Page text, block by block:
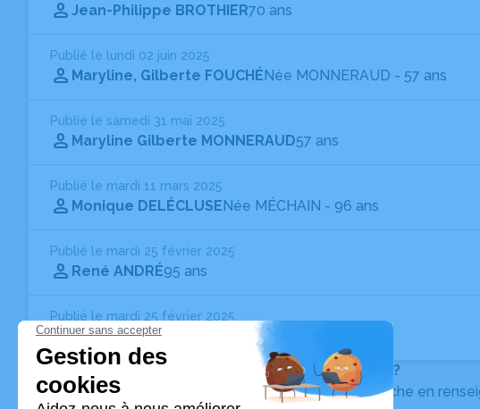
Jean-Philippe BROTHIER70 ans
Publié le lundi 02 juin 2025
Maryline, Gilberte FOUCHÉNée MONNERAUD - 57 ans
Publié le samedi 31 mai 2025
Maryline Gilberte MONNERAUD57 ans
Publié le mardi 11 mars 2025
Monique DELÉCLUSENée MÉCHAIN - 96 ans
Publié le mardi 25 février 2025
René ANDRÉ95 ans
Publié le mardi 25 février 2025
René ANDRÉ
Vous ne trouvez pas l’avis de décès recherché ?
Pour affiner votre recherche, utilisez la barre de recherche en